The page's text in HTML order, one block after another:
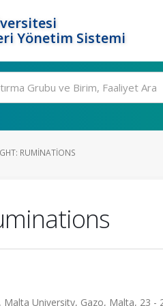
Yönetim Sistemi
RUMINATIONS
University, Gazo, Malta, 23 -